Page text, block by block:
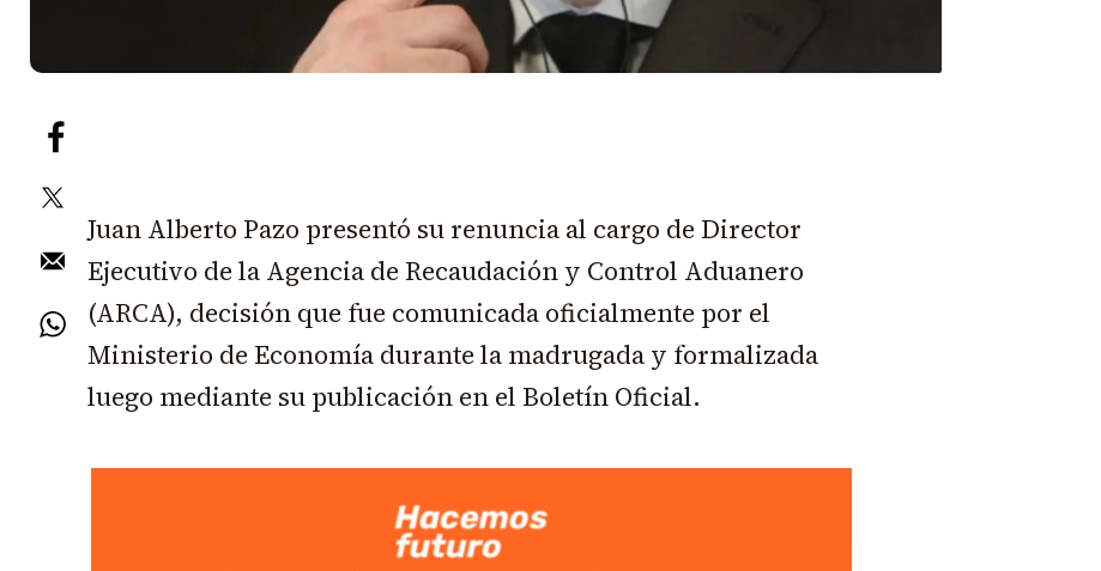
Juan Alberto Pazo presentó su renuncia al cargo de Director
Ejecutivo de la Agencia de Recaudación y Control Aduanero
(ARCA), decisión que fue comunicada oficialmente por el
Ministerio de Economía durante la madrugada y formalizada
luego mediante su publicación en el Boletín Oficial.